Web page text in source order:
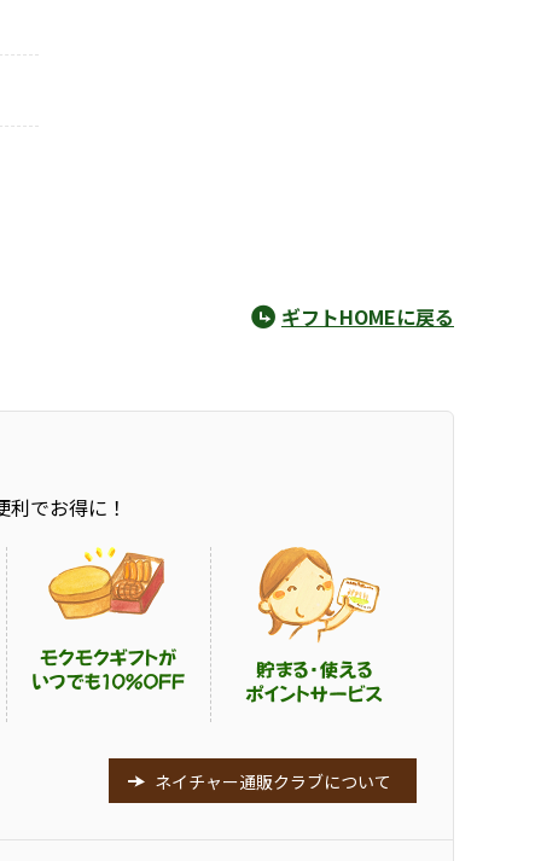
ギフトHOMEに戻る
でお得に！
ネイチャー通販クラブについて